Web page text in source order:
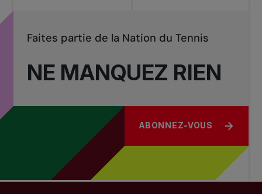
NE MANQUEZ RIEN
Faites partie de la Nation du Tennis
ABONNEZ-VOUS